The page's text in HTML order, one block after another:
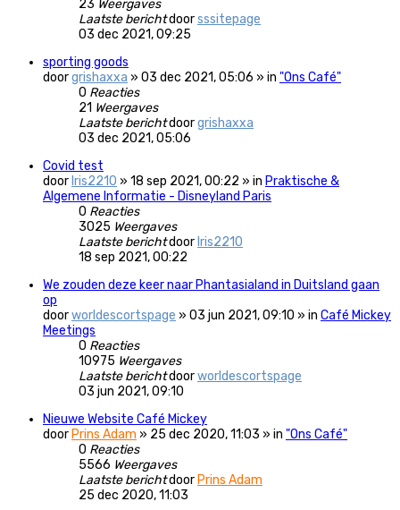
23 Weergaves
Laatste berichtdoorsssitepage
03 dec 2021, 09:25
sporting goods
doorgrishaxxa » 03 dec 2021, 05:06 » in "Ons Café"
0 Reacties
21 Weergaves
Laatste berichtdoorgrishaxxa
03 dec 2021, 05:06
Covid test
door Iris2210 » 18 sep 2021, 00:22 » in Praktische &
Algemene Informatie - Disneyland Paris
0 Reacties
3025 Weergaves
Laatste berichtdoor Iris2210
18 sep 2021, 00:22
We zouden deze keer naar Phantasialand in Duitsland gaan
op
doorworldescortspage » 03 jun 2021, 09:10 » in Café Mickey
Meetings
0 Reacties
10975 Weergaves
Laatste berichtdoorworldescortspage
03 jun 2021, 09:10
Nieuwe Website Café Mickey
door Prins Adam » 25 dec 2020, 11:03 » in "Ons Café"
0 Reacties
5566 Weergaves
Laatste berichtdoor Prins Adam
25 dec 2020, 11:03